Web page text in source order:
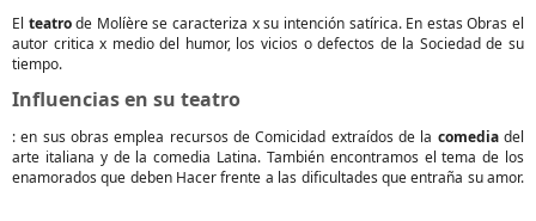
El teatrode Molíère se caracteriza x su intención satírica. En estas Obras el
autor critica x medio del humor, los vicios o defectos de la Sociedad de su
tiempo.
Influencias en su teatro
: en sus obras emplea recursos de Comicidad extraídos de la comediadel
arte italiana y de la comedia Latina. También encontramos el tema de los
enamorados que deben Hacer frente a las dificultades que entraña su amor.